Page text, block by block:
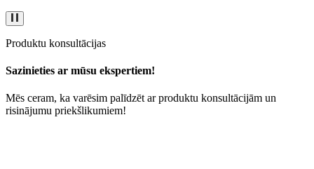
Produktu konsultācijas
Sazinieties ar mūsu ekspertiem!
Mēs ceram, ka varēsim palīdzēt ar produktu konsultācijām un
risinājumu priekšlikumiem!